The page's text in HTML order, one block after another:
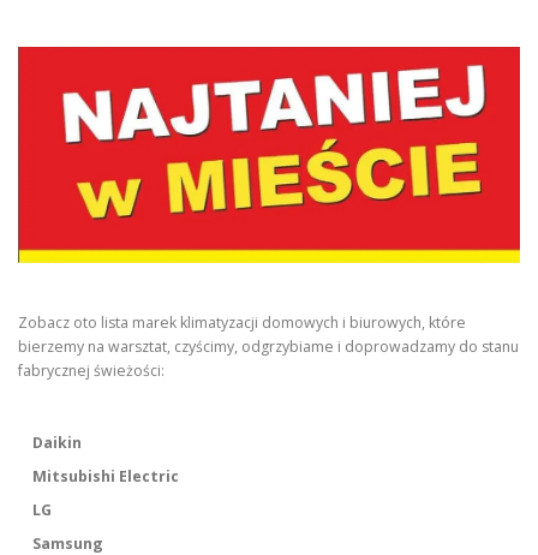
Zobacz oto lista marek klimatyzacji domowych i biurowych, które
bierzemy na warsztat, czyścimy, odgrzybiame i doprowadzamy do stanu
fabrycznej świeżości:
Daikin
Mitsubishi Electric
LG
Samsung